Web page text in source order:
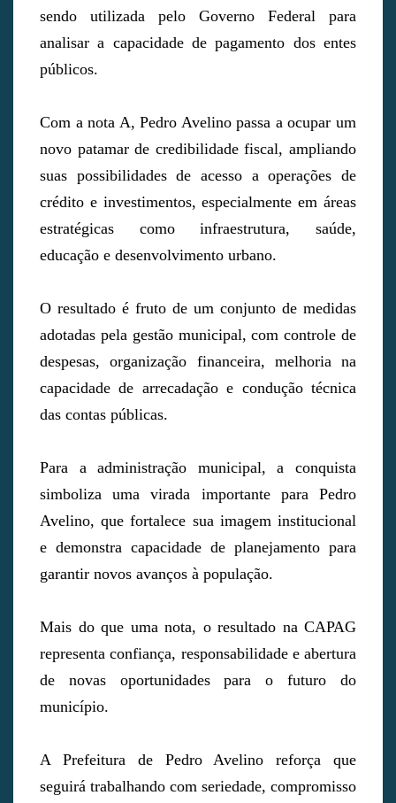
sendo utilizada pelo Governo Federal para
analisar a capacidade de pagamento dos entes
públicos.
Com a nota A, Pedro Avelino passa a ocupar um
novo patamar de credibilidade fiscal, ampliando
suas possibilidades de acesso a operações de
crédito e investimentos, especialmente em áreas
estratégicas como infraestrutura, saúde,
educação e desenvolvimento urbano.
O resultado é fruto de um conjunto de medidas
adotadas pela gestão municipal, com controle de
despesas, organização financeira, melhoria na
capacidade de arrecadação e condução técnica
das contas públicas.
Para a administração municipal, a conquista
simboliza uma virada importante para Pedro
Avelino, que fortalece sua imagem institucional
e demonstra capacidade de planejamento para
garantir novos avanços à população.
Mais do que uma nota, o resultado na CAPAG
representa confiança, responsabilidade e abertura
de novas oportunidades para o futuro do
município.
A Prefeitura de Pedro Avelino reforça que
seguirá trabalhando com seriedade, compromisso